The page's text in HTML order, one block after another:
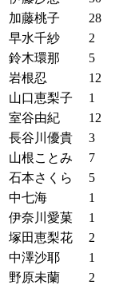
加藤桃子
28
早水千紗
2
鈴木環那
5
岩根忍
12
山口恵梨子
1
室谷由紀
12
長谷川優貴
3
山根ことみ
7
石本さくら
5
中七海
1
伊奈川愛菓
1
塚田恵梨花
2
中澤沙耶
1
野原未蘭
2